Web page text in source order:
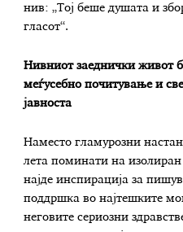
нив: „Тој беше душата и
гласот“.
Нивниот заеднички живот
меѓусебно почитување и
јавноста
Наместо гламурозни
лета поминати на
најде инспирација за
поддршка во најтешките
неговите сериозни